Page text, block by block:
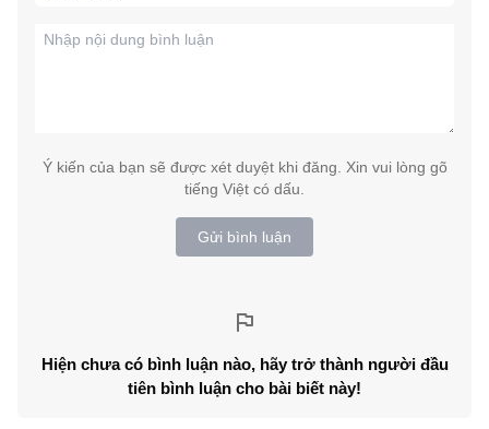
Ý kiến của bạn sẽ được xét duyệt khi đăng. Xin vui lòng gõ
tiếng Việt có dấu.
Gửi bình luận
Hiện chưa có bình luận nào, hãy trở thành người đầu
tiên bình luận cho bài biết này!